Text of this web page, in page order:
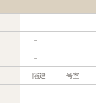
－
－
階建 ｜ 号室